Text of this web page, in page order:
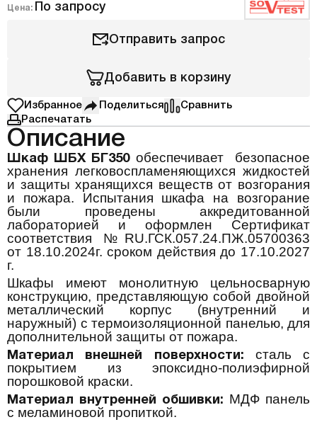
Цена: По запросу
Отправить запрос
Добавить в корзину
Избранное Поделиться
Сравнить
Распечатать
Описание
Шкаф ШБХ БГ350обеспечивает
безопасное
хранения легковоспламеняющихся жидкостей
и защиты хранящихся веществ от возгорания
и пожара. Испытания шкафа на возгорание
были проведены аккредитованной
лабораторией и оформлен Сертификат
соответствия № RU.ГСК.057.24.ПЖ.05700363
от 18.10.2024г. сроком действия до 17.10.2027
г.
Шкафы имеют монолитную цельносварную
конструкцию, представляющую собой двойной
металлический корпус (внутренний и
наружный) с термоизоляционной панелью, для
дополнительной защиты от пожара.
Материал внешней поверхности:
сталь с
покрытием из эпоксидно-полиэфирной
порошковой краски.
Материал внутренней обшивки: МДФ панель
с меламиновой пропиткой.